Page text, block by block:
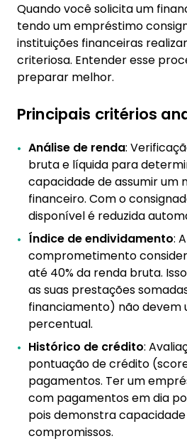
Quando você solicita um
tendo um empréstimo
instituições financeiras
criteriosa. Entender esse
preparar melhor.
Principais critérios
Análise de renda:
bruta e líquida para
capacidade de assumir um
financeiro. Com o
disponível é reduzida
Índice de endividamento:
comprometimento
até 40% da renda bruta.
as suas prestações
financiamento) não devem
percentual.
Histórico de crédito:
pontuação de crédito
pagamentos. Ter um
com pagamentos em dia
pois demonstra
compromissos.